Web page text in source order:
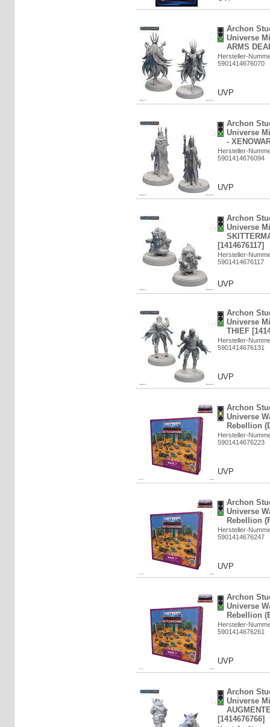
Archon
Universe
ARMS
Hersteller-
5901414676070
UVP
Archon
Universe
-
Hersteller-
5901414676094
UVP
Archon
Universe
[1414676117]
Hersteller-
5901414676117
UVP
Archon
Universe
THIEF
Hersteller-
5901414676131
UVP
Archon
Universe
Rebellion
Hersteller-
5901414676223
UVP
Archon
Universe
Rebellion
Hersteller-
5901414676247
UVP
Archon
Universe
Rebellion
Hersteller-
5901414676261
UVP
Archon
Universe
[1414676766]